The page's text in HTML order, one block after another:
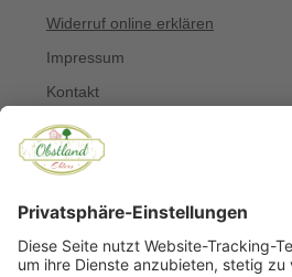
Widerruf online erklären
Impressum
Kontakt
Über uns
Allergiker
© Copyright 2022 Obstland Ehlers